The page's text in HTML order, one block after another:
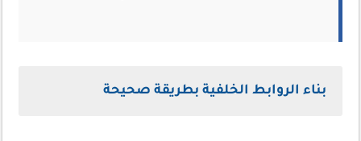
بناء الروابط الخلفية بطريقة صحيحة